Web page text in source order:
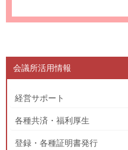
会議所活用情報
経営サポート
各種共済・福利厚生
登録・各種証明書発行